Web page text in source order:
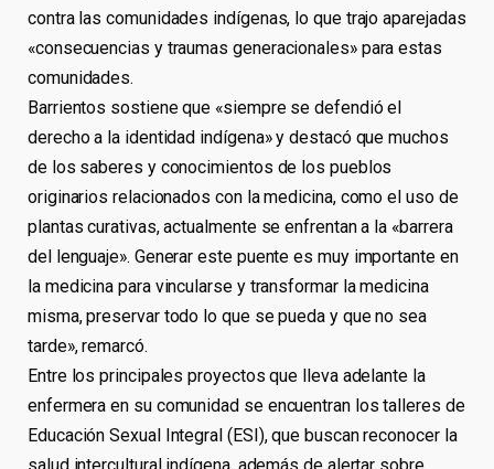
contra las comunidades indígenas, lo que trajo aparejadas
«consecuencias y traumas generacionales» para estas
comunidades.
Barrientos sostiene que «siempre se defendió el
derecho a la identidad indígena» y destacó que muchos
de los saberes y conocimientos de los pueblos
originarios relacionados con la medicina, como el uso de
plantas curativas, actualmente se enfrentan a la «barrera
del lenguaje». Generar este puente es muy importante en
la medicina para vincularse y transformar la medicina
misma, preservar todo lo que se pueda y que no sea
tarde», remarcó.
Entre los principales proyectos que lleva adelante la
enfermera en su comunidad se encuentran los talleres de
Educación Sexual Integral (ESI), que buscan reconocer la
salud intercultural indígena, además de alertar sobre